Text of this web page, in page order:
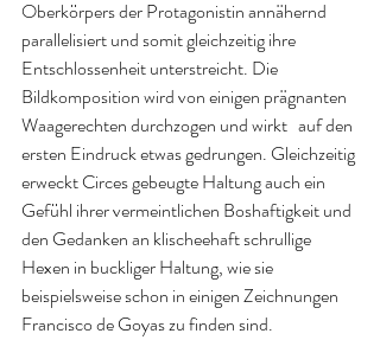
Oberkörpers der Protagonistin annähernd
parallelisiert und somit gleichzeitig ihre
Entschlossenheit unterstreicht. Die
Bildkomposition wird von einigen prägnanten
Waagerechten durchzogen und wirkt   auf den
ersten Eindruck etwas gedrungen. Gleichzeitig
erweckt Circes gebeugte Haltung auch ein
Gefühl ihrer vermeintlichen Boshaftigkeit und
den Gedanken an klischeehaft schrullige
Hexen in buckliger Haltung, wie sie
beispielsweise schon in einigen Zeichnungen
Francisco de Goyas zu finden sind.